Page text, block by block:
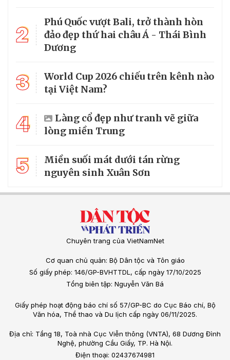
2
Phú Quốc vượt Bali, trở thành hòn
đảo đẹp thứ hai châu Á - Thái Bình
Dương
3
World Cup 2026 chiếu trên kênh nào
tại Việt Nam?
4
Làng cổ đẹp như tranh vẽ giữa
lòng miền Trung
5
Miền suối mát dưới tán rừng
nguyên sinh Xuân Sơn
Chuyên trang của VietNamNet
Cơ quan chủ quản: Bộ Dân tộc và Tôn giáo
Số giấy phép: 146/GP-BVHTTDL, cấp ngày 17/10/2025
Tổng biên tập: Nguyễn Văn Bá
Giấy phép hoạt động báo chí số 57/GP-BC do Cục Báo chí, Bộ
Văn hóa, Thể thao và Du lịch cấp ngày 06/11/2025.
Địa chỉ: Tầng 18, Toà nhà Cục Viễn thông (VNTA), 68 Dương Đình
Nghệ, phường Cầu Giấy, TP. Hà Nội.
Điện thoại: 02437674981